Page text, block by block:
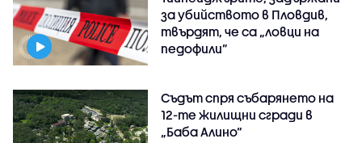
за убийството в Пловдив,
твърдят, че са „ловци на
педофили”
Съдът спря събарянето на
12-те жилищни сгради в
„Баба Алино“